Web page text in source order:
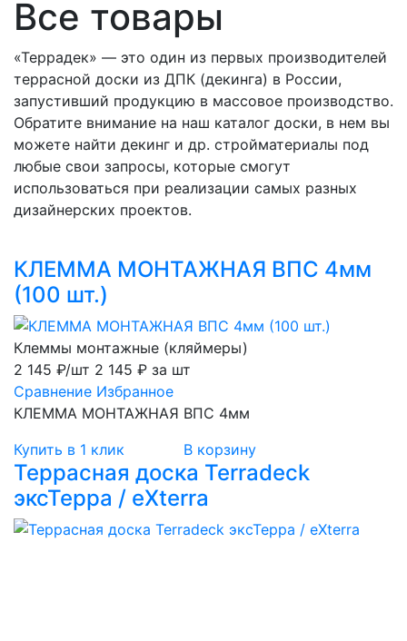
Все товары
«Террадек» ― это один из первых производителей
террасной доски из ДПК (декинга) в России,
запустивший продукцию в массовое производство.
Обратите внимание на наш каталог доски, в нем вы
можете найти декинг и др. стройматериалы под
любые свои запросы, которые смогут
использоваться при реализации самых разных
дизайнерских проектов.
КЛЕММА МОНТАЖНАЯ ВПС 4мм
(100 шт.)
Клеммы монтажные (кляймеры)
2 145 ₽/шт 2 145 ₽ за шт
Сравнение Избранное
КЛЕММА МОНТАЖНАЯ ВПС 4мм
Купить в 1 клик
В корзину
Террасная доска Terradeck
эксТерра / eXterra